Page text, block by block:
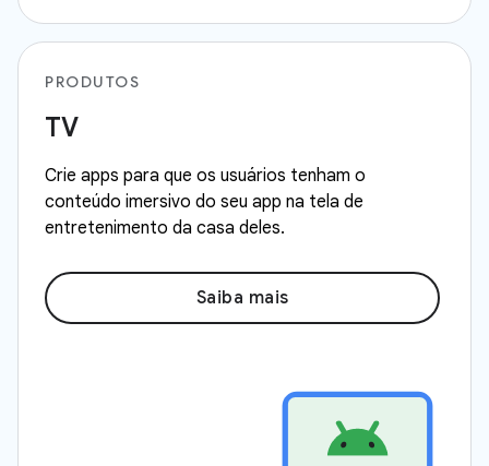
PRODUTOS
TV
Crie apps para que os usuários tenham o
conteúdo imersivo do seu app na tela de
entretenimento da casa deles.
Saiba mais